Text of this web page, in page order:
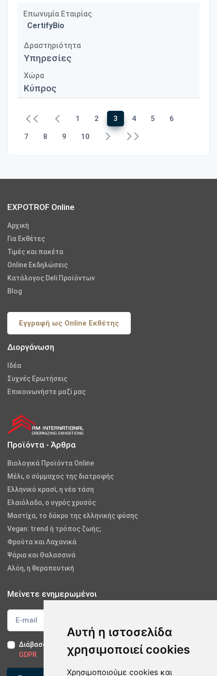
Αυτή η ιστοσελίδα
χρησιμοποιεί cookies
Χρησιμοποιούμε cookies και
Επωνυμία Εταιρίας
CertifyBio
Δραστηριότητα
Υπηρεσίες
Χώρα
Κύπρος
1 2 3 4 5 6
7 8 9 10
EXPOTROF Online
Αρχική
Για Εκθέτες
Τιμές και πακέτα
Online Εκδηλώσεις
Κατάλογος Deli Προϊόντων
Blog
Εγγραφή ως Online Εκθέτης
Διοργάνωση
Iδέα
Συχνές Ερωτήσεις
Επικοινωνήστε μαζί μας
Προϊόντα - Άρθρα
Βιολογικά Προϊόντα Online
Μέλι, ο σύμμαχος της διατροφής
Ελληνικό κρασί, η νέα τάση
Ελαιόλαδο, ο υγρός χρυσός
Μαστίχα, το δάκρυ της ελληνικής φύσης
Vegan: trend ή τρόπος ζωής;
Φρούτα και Λαχανικά
Ψάρια και Θαλασσινά
Αλόη, η θεραπευτική
Μείνετε ενημερωμένοι
Διάβασα και αποδέχομαι τους Όρους Χρήσης -
Δήλωση
GDPR